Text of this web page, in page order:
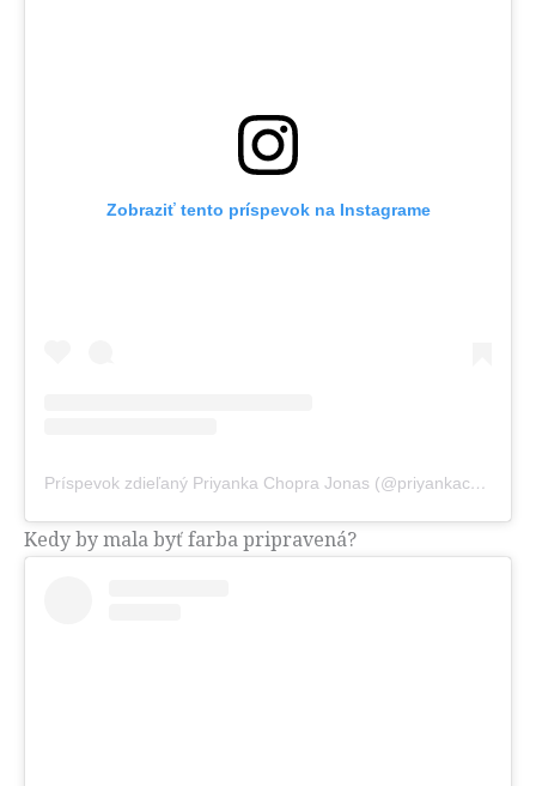
Zobraziť tento príspevok na Instagrame
Príspevok zdieľaný Priyanka Chopra Jonas (@priyankachopra)
Kedy by mala byť farba pripravená?